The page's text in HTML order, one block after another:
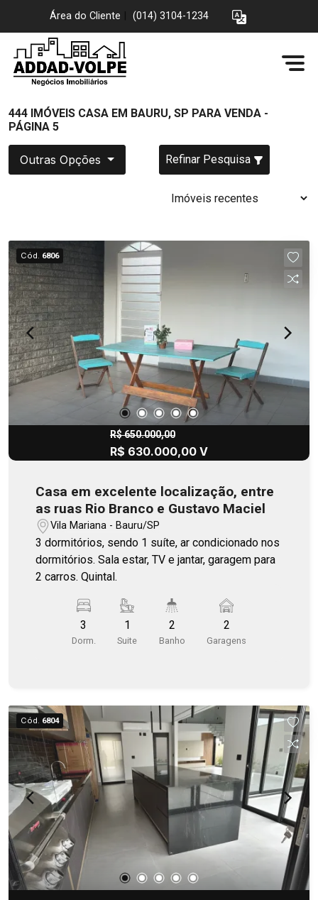
Área do Cliente (014) 3104-1234
444 IMÓVEIS CASA EM BAURU, SP PARA VENDA -
PÁGINA 5
Outras Opções Refinar Pesquisa
Cód. 6806
R$ 650.000,00
R$ 630.000,00 V
Casa em excelente localização, entre
as ruas Rio Branco e Gustavo Maciel
Vila Mariana - Bauru/SP
3 dormitórios, sendo 1 suíte, ar condicionado nos
dormitórios. Sala estar, TV e jantar, garagem para
2 carros. Quintal.
3
Dorm.
1
Suite
2
Banho
2
Garagens
Cód. 6804